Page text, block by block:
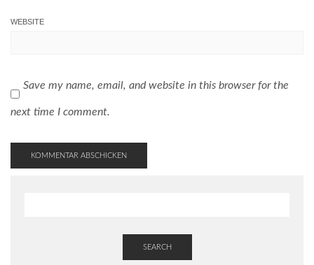
WEBSITE
Save my name, email, and website in this browser for the
next time I comment.
SEARCH